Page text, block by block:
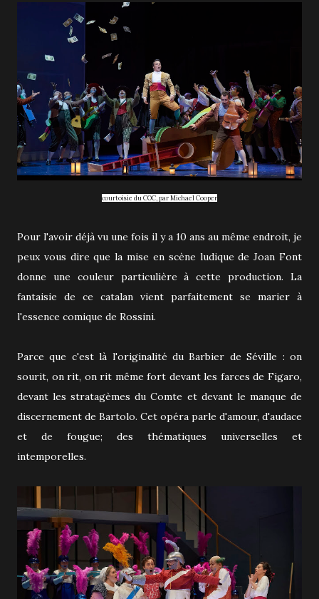
courtoisie du COC, par Michael Cooper
Pour l'avoir déjà vu une fois il y a 10 ans au même endroit, je
peux vous dire que la mise en scène ludique de Joan Font
donne une couleur particulière à cette production. La
fantaisie de ce catalan vient parfaitement se marier à
l'essence comique de Rossini.
Parce que c'est là l'originalité du Barbier de Séville : on
sourit, on rit, on rit même fort devant les farces de Figaro,
devant les stratagèmes du Comte et devant le manque de
discernement de Bartolo. Cet opéra parle d'amour, d'audace
et de fougue; des thématiques universelles et
intemporelles.